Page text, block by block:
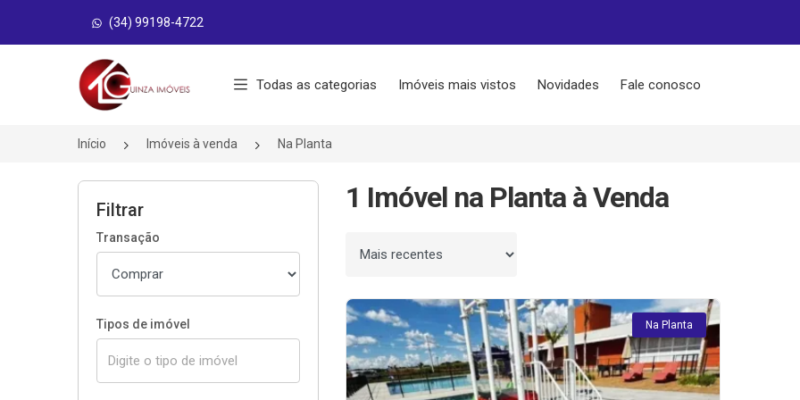
(34) 99198-4722
Página inicial
Todas as categorias Imóveis mais vistos Novidades Fale conosco
Início Imóveis à venda Na Planta
Filtrar
Transação
Tipos de imóvel
1 Imóvel na Planta à Venda
Ordenar por
Na Planta